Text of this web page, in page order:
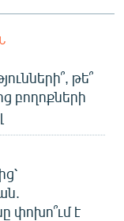
թե՞
բողոքների
փոխո՞ւմ է